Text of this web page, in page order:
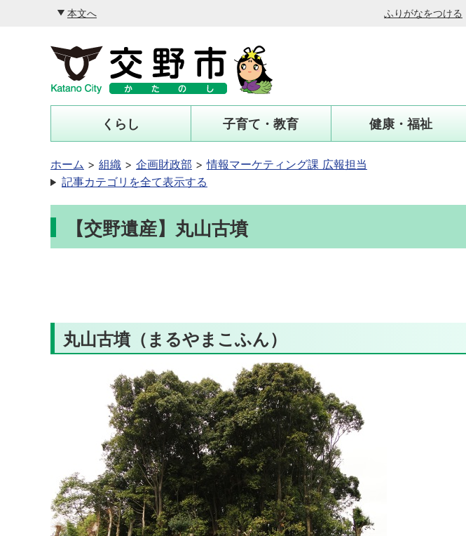
本文へ ふりがなをつける
くらし 子育て・教育 健康・福祉
ホーム 組織 企画財政部
情報マーケティング課 広報担当
記事カテゴリを全て表示する
【交野遺産】丸山古墳
丸山古墳（まるやまこふん）